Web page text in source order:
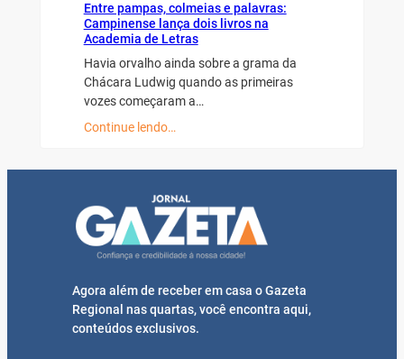
Entre pampas, colmeias e palavras:
Campinense lança dois livros na
Academia de Letras
Havia orvalho ainda sobre a grama da
Chácara Ludwig quando as primeiras
vozes começaram a…
Continue lendo…
Agora além de receber em casa o Gazeta
Regional nas quartas, você encontra aqui,
conteúdos exclusivos.